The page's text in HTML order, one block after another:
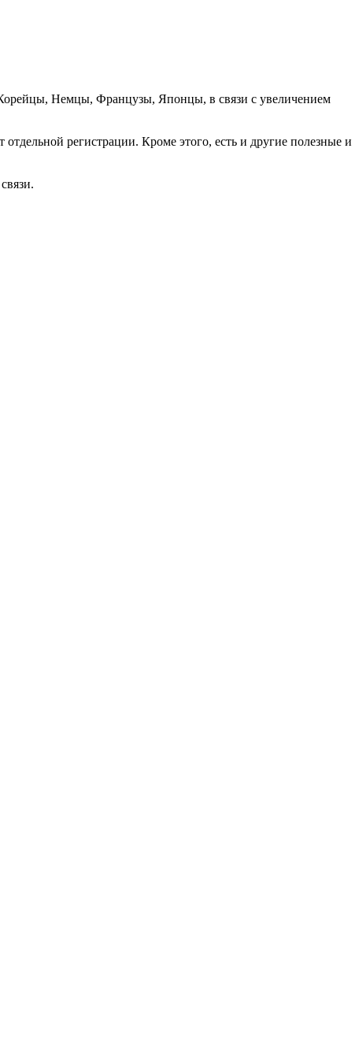
Немцы, Французы, Японцы, в связи с увеличением
регистрации. Кроме этого, есть и другие полезные и